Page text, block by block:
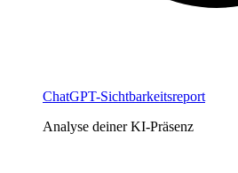
ChatGPT-Sichtbarkeitsreport
Analyse deiner KI-Präsenz